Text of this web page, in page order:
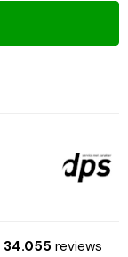
34.055 reviews